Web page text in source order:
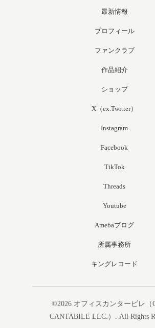
最新情報
プロフィール
ファンクラブ
作品紹介
ショップ
X（ex.Twitter）
Instagram
Facebook
TikTok
Threads
Youtube
Amebaブログ
所属事務所
キングレコード
©2026 オフィスカンタービレ（
CANTABILE LLC.）
. All Rights